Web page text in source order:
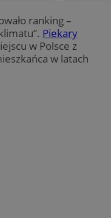
ranking –
Piekary
w Polsce z
w latach